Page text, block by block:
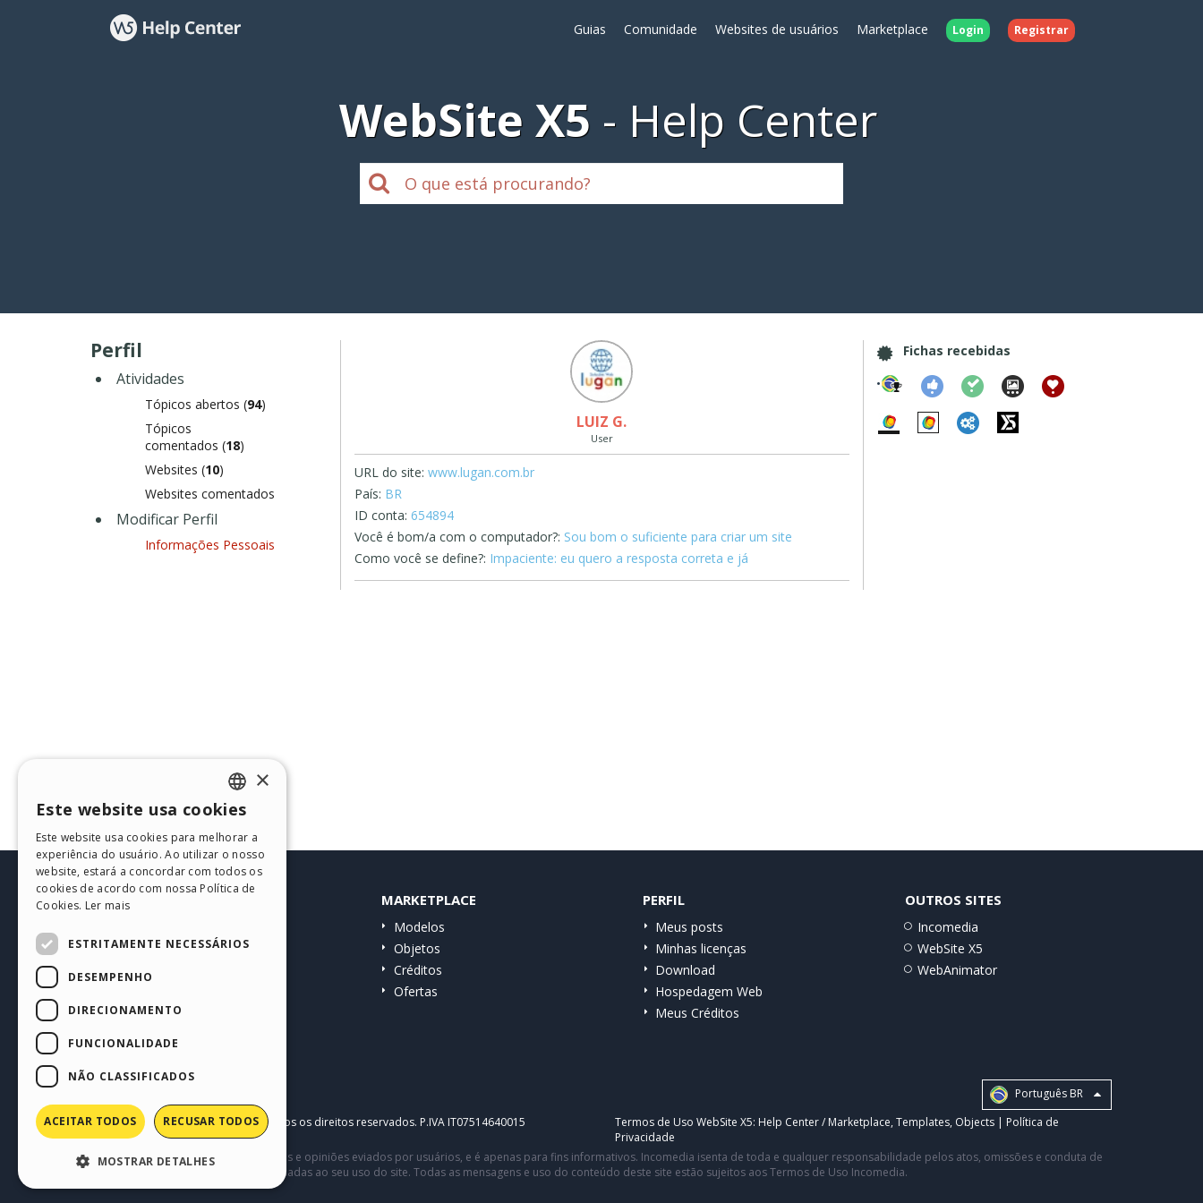
Guias Comunidade Websites de usuários Marketplace Login Registrar
WebSite X5 Help Center
Perfil
Atividades
Tópicos abertos (94)
Tópicos
comentados (18)
Websites (10)
Websites comentados
Modificar Perfil
Informações Pessoais
LUIZ G.
User
URL do site: www.lugan.com.br
País: BR
ID conta: 654894
Você é bom/a com o computador?: Sou bom o suficiente para criar um site
Como você se define?: Impaciente: eu quero a resposta correta e já
Fichas recebidas
HELP CENTER
Comunidade
Websites de usuários
MARKETPLACE
Modelos
Objetos
Créditos
Ofertas
PERFIL
Meus posts
Minhas licenças
Download
Hospedagem Web
Meus Créditos
OUTROS SITES
Incomedia
WebSite X5
WebAnimator
Português BR
Copyright © 2026Incomedia s.r.l. Todos os direitos reservados. P.IVA IT07514640015 Termos de Uso WebSite X5: Help Center / Marketplace, Templates, Objects | Política de
Privacidade
Este site contém conteúdo comentários e opiniões eviados por usuários, e é apenas para fins informativos. Incomedia isenta de toda e qualquer responsabilidade pelos atos, omissões e conduta de
terceiros em conexão com ou relacionadas ao seu uso do site. Todas as mensagens e uso do conteúdo deste site estão sujeitos aos Termos de Uso Incomedia.
ENGLISH
ITALIAN
GERMAN
PORTUGUESE
×
Este website usa cookies
Este website usa cookies para melhorar a
experiência do usuário. Ao utilizar o nosso
website, estará a concordar com todos os
cookies de acordo com nossa Política de
Cookies. Ler mais
ESTRITAMENTE NECESSÁRIOS
DESEMPENHO
DIRECIONAMENTO
FUNCIONALIDADE
NÃO CLASSIFICADOS
ACEITAR TODOS RECUSAR TODOS
MOSTRAR DETALHES